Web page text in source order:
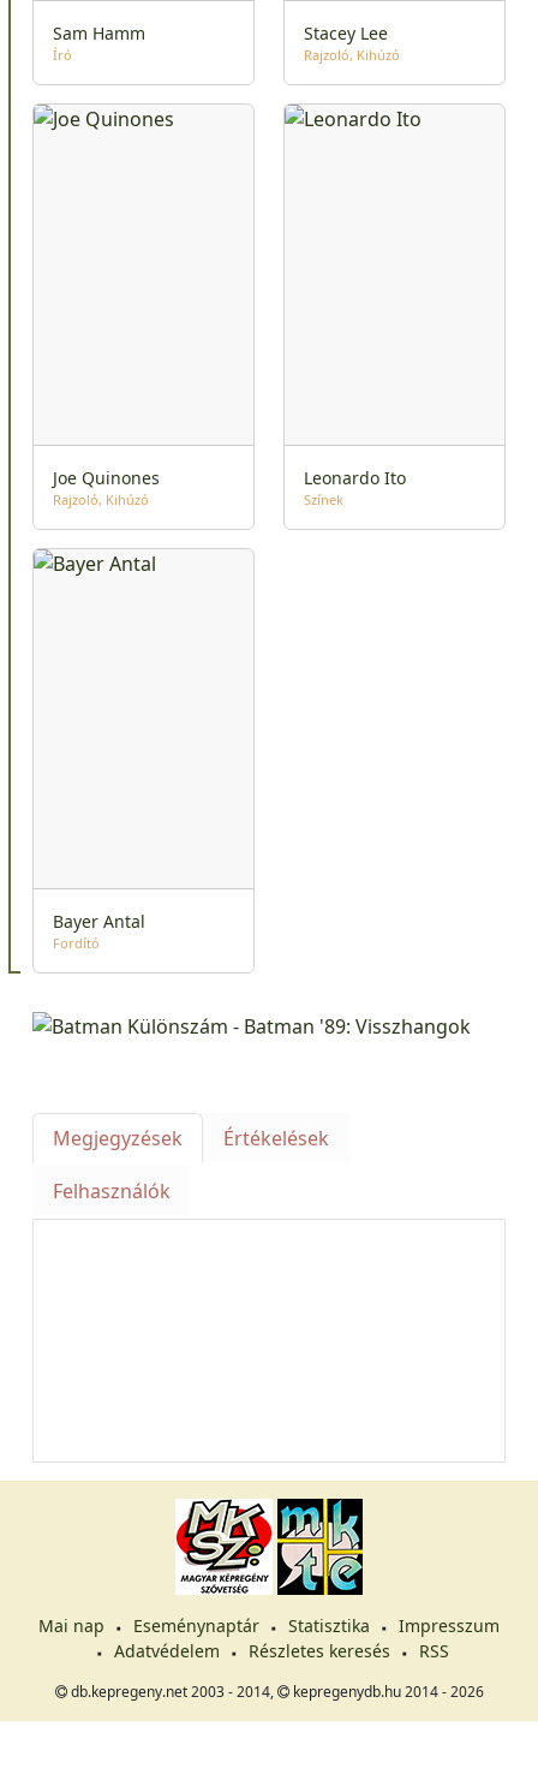
Sam Hamm
Író
Stacey Lee
Rajzoló Kihúzó
Joe Quinones
Rajzoló Kihúzó
Leonardo Ito
Színek
Bayer Antal
Fordító
Megjegyzések
Értékelések
Felhasználók
Mai nap Eseménynaptár Statisztika
Impresszum
Adatvédelem
Részletes keresés RSS
db.kepregeny.net 2003 - 2014, kepregenydb.hu 2014 - 2026